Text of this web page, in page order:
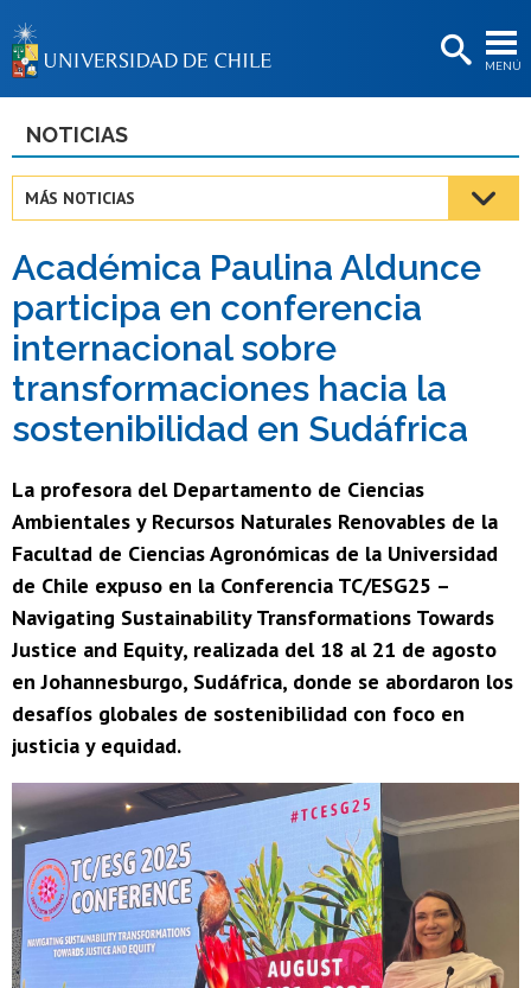
MENÚ
BIBLIOTECAS
Estudiantes
Académicas/os
Funcionarias/os
Egresadas/os
NOTICIAS
MÁS NOTICIAS
Académica Paulina Aldunce
participa en conferencia
internacional sobre
transformaciones hacia la
sostenibilidad en Sudáfrica
La profesora del Departamento de Ciencias
Ambientales y Recursos Naturales Renovables de la
Facultad de Ciencias Agronómicas de la Universidad
de Chile expuso en la Conferencia TC/ESG25 –
Navigating Sustainability Transformations Towards
Justice and Equity, realizada del 18 al 21 de agosto
en Johannesburgo, Sudáfrica, donde se abordaron los
desafíos globales de sostenibilidad con foco en
justicia y equidad.